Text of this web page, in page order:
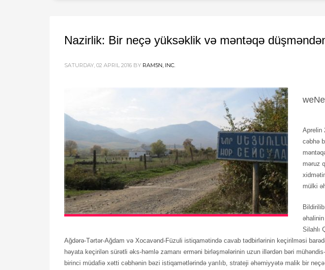
Nazirlik: Bir neçə yüksəklik və məntəqə
SATURDAY, 02 APRIL 2016 BY RAM5N, INC.
Aprelin
cəbhə
məruz
mülki
Silahlı
Ağdərə-Tərtər-Ağdam və Xocavənd-Füzuli istiqamətində cavab tədbirlərinin keçirilməsi
həyata keçirilən sürətli əks-həmlə zamanı erməni birləşmələrinin uzun illərdən bəri
birinci müdafiə xətti cəbhənin bəzi istiqamətlərində yarılıb, strateji əhəmiyyətə malik bir